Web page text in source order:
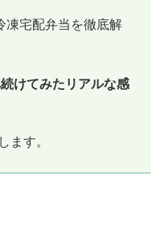
凍宅配弁当を徹底解
けてみたリアルな感
ます。